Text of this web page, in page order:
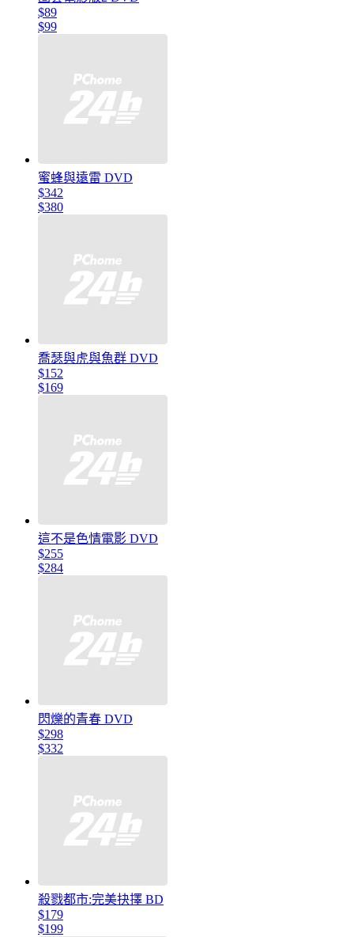
$89
$99
蜜蜂與遠雷 DVD
$342
$380
喬瑟與虎與魚群 DVD
$152
$169
這不是色情電影 DVD
$255
$284
閃爍的青春 DVD
$298
$332
殺戮都市:完美抉擇 BD
$179
$199